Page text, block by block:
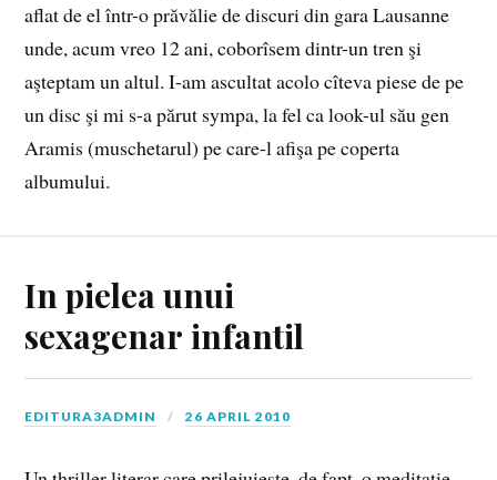
aflat de el într-o prăvălie de discuri din gara Lausanne
unde, acum vreo 12 ani, coborîsem dintr-un tren şi
aşteptam un altul. I-am ascultat acolo cîteva piese de pe
un disc şi mi s-a părut sympa, la fel ca look-ul său gen
Aramis (muschetarul) pe care-l afişa pe coperta
albumului.
In pielea unui
sexagenar infantil
EDITURA3ADMIN 26 APRIL 2010